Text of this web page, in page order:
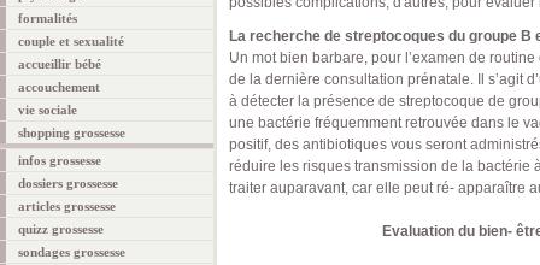
formalités
couple et sexualité
accueillir bébé
accouchement
vie sociale
shopping grossesse
infos grossesse
dossiers grossesse
articles grossesse
quizz grossesse
sondages grossesse
La recherche de streptocoques du groupe B
Un mot bien barbare, pour l’examen de
de la dernière consultation prénatale. Il s’agit
à détecter la présence de streptocoque de
une bactérie fréquemment retrouvée dans le
positif, des antibiotiques vous seront
réduire les risques transmission de la bactérie
traiter auparavant, car elle peut ré- apparaître
Evaluation du bien-